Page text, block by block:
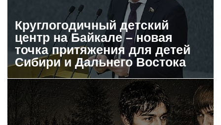
Круглогодичный детский
центр на Байкале – новая
точка притяжения для детей
Сибири и Дальнего Востока